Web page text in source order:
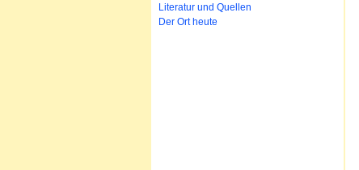
Literatur und Quellen
Der Ort heute